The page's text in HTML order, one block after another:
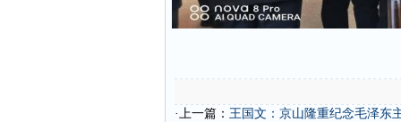
·上一篇： 王国文：京山隆重纪念毛泽东